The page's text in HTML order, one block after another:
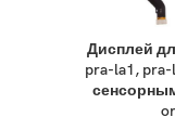
Дисплей
pra-la1,